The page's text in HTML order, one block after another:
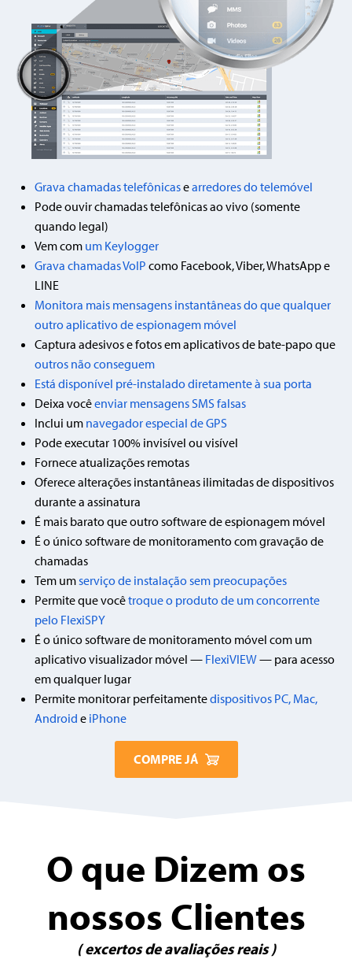
Grava chamadas telefônicasearredores do telemóvel
Pode ouvir chamadas telefônicas ao vivo (somente
quando legal)
Vem com um Keylogger
Grava chamadas VoIP como Facebook, Viber, WhatsApp e
LINE
Monitora mais mensagens instantâneas do que qualquer
outro aplicativo de espionagem móvel
Captura adesivos e fotos em aplicativos de bate-papo que
outros não conseguem
Está disponível pré-instalado diretamente à sua porta
Deixa vocêenviar mensagens SMS falsas
Inclui um navegador especial de GPS
Pode executar 100% invisível ou visível
Fornece atualizações remotas
Oferece alterações instantâneas ilimitadas de dispositivos
durante a assinatura
É mais barato que outro software de espionagem móvel
É o único software de monitoramento com gravação de
chamadas
Tem um serviço de instalação sem preocupações
Permite que vocêtroque o produto de um concorrente
pelo FlexiSPY
É o único software de monitoramento móvel com um
aplicativo visualizador móvel — FlexiVIEW— para acesso
em qualquer lugar
Permite monitorar perfeitamentedispositivos PC, Mac,
Android e iPhone
COMPRE JÁ
O que Dizem os
nossos Clientes
( excertos de avaliações reais )